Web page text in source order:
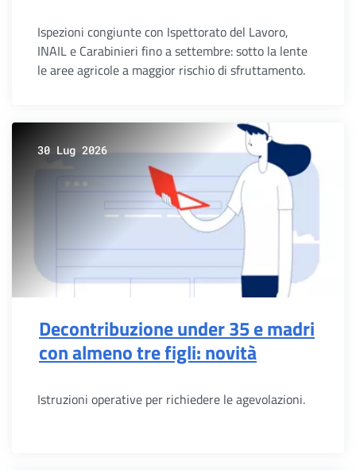
Ispezioni congiunte con Ispettorato del Lavoro,
INAIL e Carabinieri fino a settembre: sotto la lente
le aree agricole a maggior rischio di sfruttamento.
30 Lug 2026
Decontribuzione under 35 e madri
con almeno tre figli: novità
Istruzioni operative per richiedere le agevolazioni.